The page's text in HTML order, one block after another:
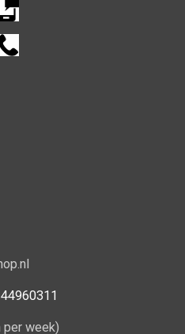
week)